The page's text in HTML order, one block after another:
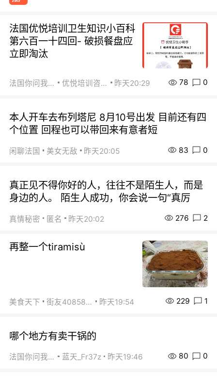
法国优悦培训卫生知识小百科
第六百一十四回- 破损餐盘应
立即淘汰
法国你问我答 优悦培训咨询 昨天20:29 78 0
本人开车去布列塔尼 8月10号出发 目前还有四
个位置 回程也可以带回来有意者短
闲聊法国 美女无敌 昨天20:05 83 0
真正见不得你好的人，往往不是陌生人，而是
身边的人。 陌生人成功，你会说一句“真厉
真情秘密 匿名 昨天20:02 276 2
再整一个tiramisù
美食天下 街友40858442 昨天19:54 229 1
哪个地方有卖干锅的
法国你问我答 蓝天_Fr37z 昨天19:46 80 0